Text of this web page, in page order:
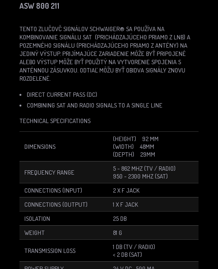
ASW 800 211
TENTO ZLUČOVČ SIGNÁLOV SCHWAIGER® SA POUŽÍVA NA
KOMBINOVANIE SIGNÁLU SAT (PRICHÁDZAJÚCEHO PRIAMO Z LNB) A
POZEMNÉHO SIGNÁLU (PRICHÁDZAJÚCEHO PRIAMO Z ANTÉNY) NA
JEDINÝ VÝSTUP. PRIJÍMAJÚCE ZARIADENIE MÔŽE BYŤ PRIPOJENÉ
ALEBO VÝSTUP MÔŽE BYŤ POUŽITÝ NA VYTVORENIE SPOJENIA S
ANTÉNNOU ZÁSUVKOU. ODTIAĽ MÔŽU BYŤ OBIDVA SIGNÁLY ZNOVU
ROZDELENÉ.
DIRECT CURRENT PASS (DC)
COMBINING SAT AND RADIO SIGNALS TO A SINGLE LINE
TECHNICAL SPECIFICATIONS
DIMENSIONS
(HEIGHT) 92 MM
(WIDTH) 48MM
(DEPTH) 29MM
FREQUENCY RANGE
5 - 862 MHZ (TV / RADIO)
950 - 2300 MHZ (SAT)
CONNECTIONS (INPUT)
2 X F JACK
CONNECTIONS (OUTPUT)
1 X F JACK
ISOLATION
25 DB
WEIGHT
81 G
TRANSMISSION LOSS
1 DB (TV / RADIO)
< 2 DB (SAT)